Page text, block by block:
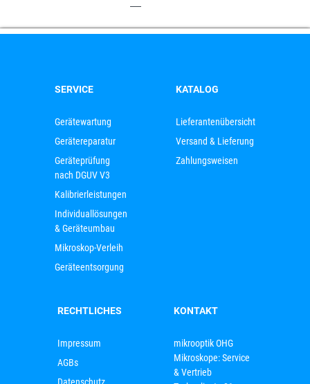
SERVICE
Gerätewartung
Gerätereparatur
Geräteprüfung
nach DGUV V3
Kalibrierleistungen
Individuallösungen
& Geräteumbau
Mikroskop-Verleih
Geräteentsorgung
KATALOG
Lieferantenübersicht
Versand & Lieferung
Zahlungsweisen
RECHTLICHES
Impressum
AGBs
KONTAKT
mikrooptik OHG
Mikroskope: Service
& Vertrieb